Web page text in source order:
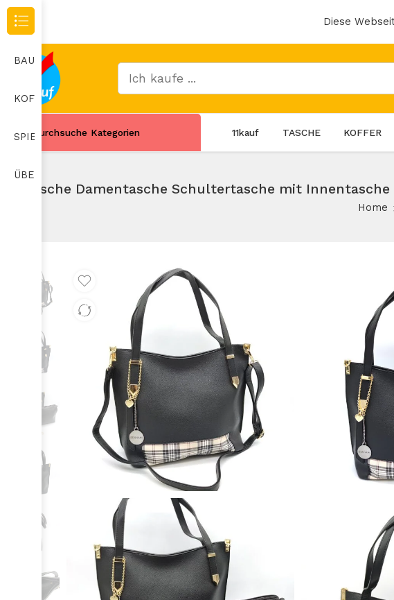
Diese
Durchsuche Kategorien 11kauf TASCHE KOFFER
Tasche Damentasche Schultertasche mit
Home
BAUMARKT
KOFFER
SPIELZEUG
ÜBERWACHUNGSKAMERA